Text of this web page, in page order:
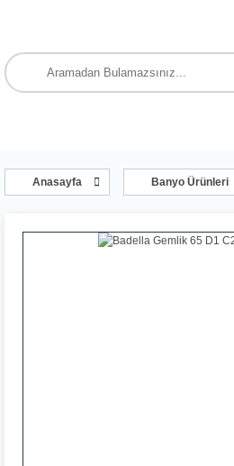
Anasayfa Banyo Ürünleri